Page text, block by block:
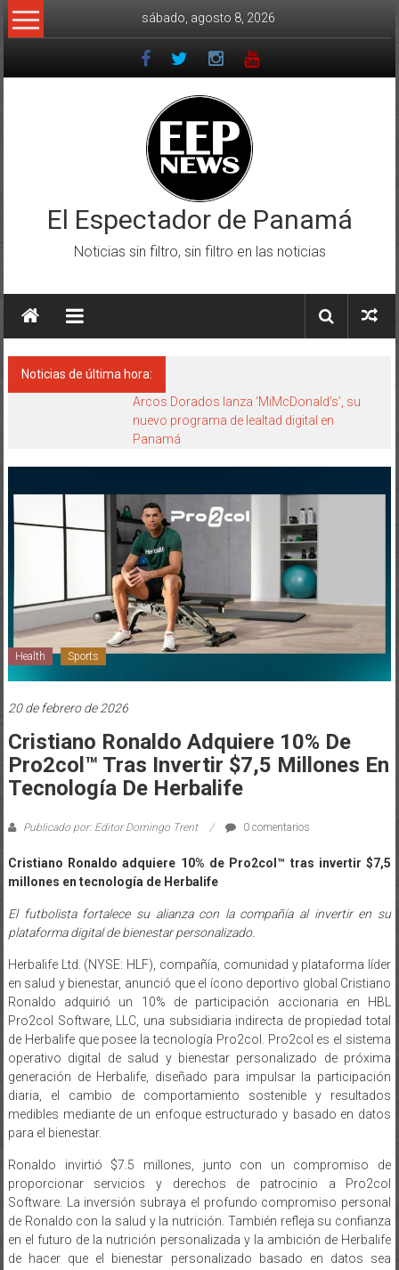
Saltar
al
sábado, agosto 8, 2026
El Espectador de Panamá
Noticias sin filtro, sin filtro en las noticias
Noticias de última hora:
Arcos Dorados lanza ‘MiMcDonald’s’, su
nuevo programa de lealtad digital en
Panamá
Health Sports
20 de febrero de 2026
Cristiano Ronaldo Adquiere 10% De
Pro2col™ Tras Invertir $7,5 Millones En
Tecnología De Herbalife
Publicado por: Editor Domingo Trent 0 comentarios
Cristiano Ronaldo adquiere 10% de Pro2col™ tras invertir $7,5
millones en tecnología de Herbalife
El futbolista fortalece su alianza con la compañía al invertir en su
plataforma digital de bienestar personalizado.
Herbalife Ltd. (NYSE: HLF), compañía, comunidad y plataforma líder
en salud y bienestar, anunció que el ícono deportivo global Cristiano
Ronaldo adquirió un 10% de participación accionaria en HBL
Pro2col Software, LLC, una subsidiaria indirecta de propiedad total
de Herbalife que posee la tecnología Pro2col. Pro2col es el sistema
operativo digital de salud y bienestar personalizado de próxima
generación de Herbalife, diseñado para impulsar la participación
diaria, el cambio de comportamiento sostenible y resultados
medibles mediante de un enfoque estructurado y basado en datos
para el bienestar.
Ronaldo invirtió $7.5 millones, junto con un compromiso de
proporcionar servicios y derechos de patrocinio a Pro2col
Software. La inversión subraya el profundo compromiso personal
de Ronaldo con la salud y la nutrición. También refleja su confianza
en el futuro de la nutrición personalizada y la ambición de Herbalife
de hacer que el bienestar personalizado basado en datos sea